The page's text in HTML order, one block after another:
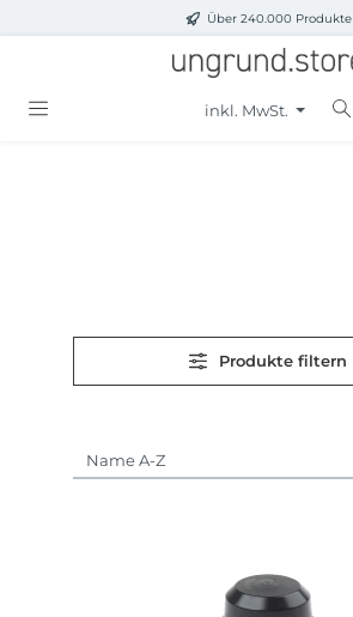
Zum Hauptinhalt springenÜber 240.000 Produkte
inkl. MwSt.
Produkte filtern